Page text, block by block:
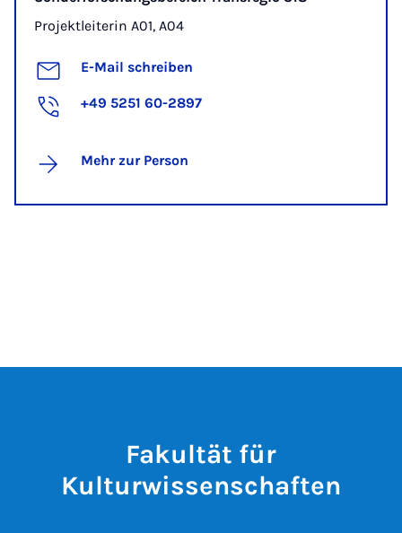
Projektleiterin A01, A04
E-Mail schreiben
+49 5251 60-2897
Mehr zur Person
Fakultät für
Kulturwissenschaften